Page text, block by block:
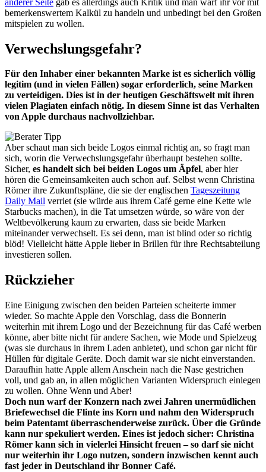
bemerkenswertem Kalkül zu handeln und unbedingt bei den Großen
mitspielen zu wollen.
Verwechslungsgefahr?
Für den Inhaber einer bekannten Marke ist es sicherlich völlig
legitim (und in vielen Fällen) sogar erforderlich, seine Marken
zu verteidigen. Dies ist in der heutigen Geschäftswelt mit ihren
vielen Plagiaten einfach nötig. In diesem Sinne ist das Verhalten
von Apple durchaus nachvollziehbar.
Aber schaut man sich beide Logos einmal richtig an, so fragt man
sich, worin die Verwechslungsgefahr überhaupt bestehen sollte.
Sicher, es handelt sich bei beiden Logos um Äpfel, aber hier
hören die Gemeinsamkeiten auch schon auf. Selbst wenn Christina
Römer ihre Zukunftspläne, die sie der englischen Tageszeitung
Daily Mail verriet (sie würde aus ihrem Café gerne eine Kette wie
Starbucks machen), in die Tat umsetzen würde, so wäre von der
Weltbevölkerung kaum zu erwarten, dass sie beide Marken
miteinander verwechselt. Es sei denn, man ist blind oder so richtig
blöd! Vielleicht hätte Apple lieber in Brillen für ihre Rechtsabteilung
investieren sollen.
Rückzieher
Eine Einigung zwischen den beiden Parteien scheiterte immer
wieder. So machte Apple den Vorschlag, dass die Bonnerin
weiterhin mit ihrem Logo und der Bezeichnung für das Café werben
könne, aber bitte nicht für andere Sachen, wie Mode und Spielzeug
(was sie durchaus in ihrem Laden anbietet), und schon gar nicht für
Hüllen für digitale Geräte. Doch damit war sie nicht einverstanden.
Daraufhin hatte Apple allem Anschein nach die Nase gestrichen
voll, und gab an, in allen möglichen Varianten Widerspruch einlegen
zu wollen. Ohne Wenn und Aber!
Doch nun warf der Konzern nach zwei Jahren unermüdlichen
Briefewechsel die Flinte ins Korn und nahm den Widerspruch
beim Patentamt überraschenderweise zurück. Über die Gründe
kann nur spekuliert werden. Eines ist jedoch sicher: Christina
Römer kann sich in vielerlei Hinsicht freuen – so darf sie nicht
nur weiterhin ihr Logo nutzen, sondern inzwischen kennt auch
fast jeder in Deutschland ihr Bonner Café.